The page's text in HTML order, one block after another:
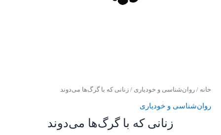
خانه / روان‌‌شناسی و خودیاری / زنانی که با گرگ‌ها می‌دوند
روان‌‌شناسی و خودیاری
زنانی که با گرگ‌ها می‌دوند